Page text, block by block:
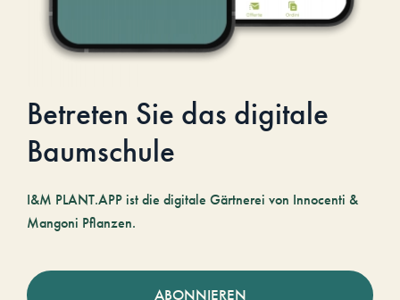
Betreten Sie das digitale
Baumschule
I&M PLANT.APP ist die digitale Gärtnerei von Innocenti &
Mangoni Pflanzen.
ABONNIEREN